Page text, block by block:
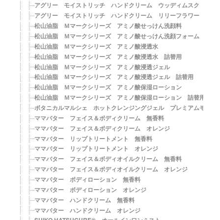
アグリー モイストリッチ ハンドクリーム ウッディムスク
アグリー モイストリッチ ハンドクリーム リリーフラワー
松山油脂 Ｍマークシリーズ アミノ酸せっけん洗顔料
松山油脂 Ｍマークシリーズ アミノ酸せっけん洗顔フォーム
松山油脂 Ｍマークシリーズ アミノ酸浸透水
松山油脂 Ｍマークシリーズ アミノ酸浸透水 詰替用
松山油脂 Ｍマークシリーズ アミノ酸浸透ジェル
松山油脂 Ｍマークシリーズ アミノ酸浸透ジェル 詰替用
松山油脂 Ｍマークシリーズ アミノ酸保湿ローション
松山油脂 Ｍマークシリーズ アミノ酸保湿ローション 詰替用
ボタニカルマルシェ ホットクレンジングジェル プレミアムモイス
ママバター フェイス＆ボディクリーム 無香料
ママバター フェイス＆ボディクリーム オレンジ
ママバター リップトリートメント 無香料
ママバター リップトリートメント オレンジ
ママバター フェイス＆ボディオイルクリーム 無香料
ママバター フェイス＆ボディオイルクリーム オレンジ
ママバター ボディローション 無香料
ママバター ボディローション オレンジ
ママバター ハンドクリーム 無香料
ママバター ハンドクリーム オレンジ